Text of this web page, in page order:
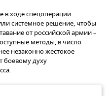
в ходе спецоперации
системное решение, чтобы
от российской армии –
методы, в число
незаконно жестокое
боевому духу